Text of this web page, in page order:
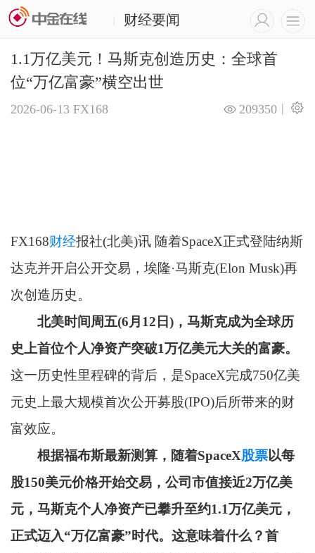
财经要闻
1.1万亿美元！马斯克创造历史：全球首
位“万亿富豪”横空出世
2026-06-13 FX168 |
209350
FX168财经报社(北美)讯 随着SpaceX正式登陆纳斯
达克并开启公开交易，埃隆·马斯克(Elon Musk)再
次创造历史。
北美时间周五(6月12日)，马斯克成为全球历
史上首位个人净资产突破1万亿美元大关的富豪。
这一历史性里程碑的背后，是SpaceX完成750亿美
元史上最大规模首次公开募股(IPO)后所带来的财
富效应。
根据福布斯最新测算，随着SpaceX股票以每
股150美元价格开始交易，公司市值接近2万亿美
元，马斯克个人净资产已攀升至约1.1万亿美元，
正式迈入“万亿富豪”时代。这意味着什么？首